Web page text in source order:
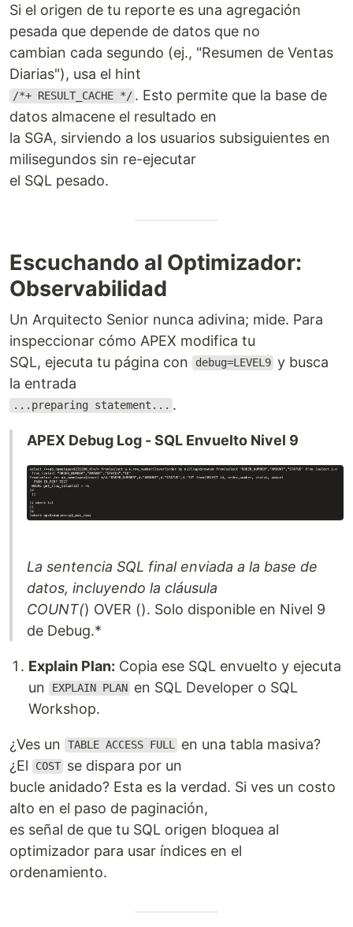
Si el origen de tu reporte es una agregación
pesada que depende de datos que no
cambian cada segundo (ej., "Resumen de Ventas
Diarias"), usa el hint
/*+ RESULT_CACHE */ . Esto permite que la base de
datos almacene el resultado en
la SGA, sirviendo a los usuarios subsiguientes en
milisegundos sin re-ejecutar
el SQL pesado.
Escuchando al Optimizador:
Observabilidad
Un Arquitecto Senior nunca adivina; mide. Para
inspeccionar cómo APEX modifica tu
SQL, ejecuta tu página con
debug=LEVEL9 y busca
la entrada
...preparing statement... .
APEX Debug Log - SQL Envuelto Nivel 9
La sentencia SQL final enviada a la base de
datos, incluyendo la cláusula
COUNT() OVER (). Solo disponible en Nivel 9
de Debug.*
Explain Plan: Copia ese SQL envuelto y ejecuta
un
EXPLAIN PLAN en SQL Developer o SQL
Workshop.
¿Ves un TABLE ACCESS FULL en una tabla masiva?
¿El
COST se dispara por un
bucle anidado? Esta es la verdad. Si ves un costo
alto en el paso de paginación,
es señal de que tu SQL origen bloquea al
optimizador para usar índices en el
ordenamiento.